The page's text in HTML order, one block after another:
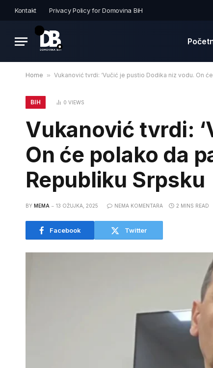
Kontakt Privacy Policy for Domovina BiH
Home » Vukanović tvrdi: ‘Vučić je pustio Dodika niz vodu. On
BIH 0VIEWS
Vukanović tvrdi:
On će polako da
Republiku Srpsku
BY MEMA 13 OŽUJKA, 2025 NEMA KOMENTARA 2 MINS READ
Facebook Twitter